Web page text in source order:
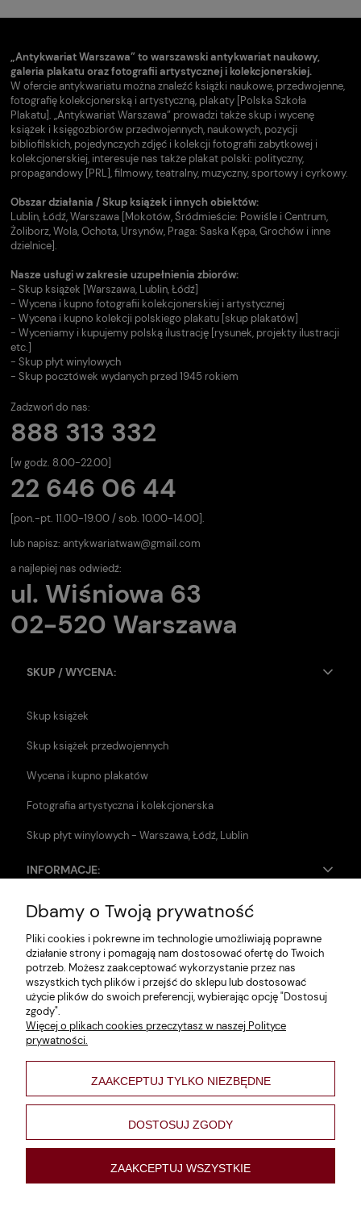
„Antykwariat Warszawa” to warszawski antykwariat naukowy,
galeria plakatu oraz fotografii artystycznej i kolekcjonerskiej.
W ofercie antykwariatu można znaleźć książki naukowe, przedwojenne,
fotografię kolekcjonerską i artystyczną, plakaty [Polska Szkoła
Plakatu]. „Antykwariat Warszawa” prowadzi także skup i wycenę
książek i księgozbiorów przedwojennych, naukowych, pozycji
bibliofilskich, pojedynczych zdjęć i kolekcji fotografii zabytkowej i
kolekcjonerskiej, interesuje nas także plakat polski: polityczny,
propagandowy [PRL], filmowy, teatralny, muzyczny, sportowy i cyrkowy.
Obszar działania / Skup książek i innych obiektów:
Lublin, Łódź, Warszawa [Mokotów, Śródmieście: Powiśle i Centrum,
Żoliborz, Wola, Ochota, Ursynów, Praga: Saska Kępa, Grochów i inne
dzielnice].
Nasze usługi w zakresie uzupełnienia zbiorów:
- Skup książek [Warszawa, Lublin, Łódź]
- Wycena i kupno fotografii kolekcjonerskiej i artystycznej
- Wycena i kupno kolekcji polskiego plakatu [skup plakatów]
- Wyceniamy i kupujemy polską ilustrację [rysunek, projekty ilustracji
etc.]
- Skup płyt winylowych
- Skup pocztówek wydanych przed 1945 rokiem
Zadzwoń do nas:
888 313 332
[w godz. 8.00-22.00]
22 646 06 44
[pon.-pt. 11.00-19.00 / sob. 10.00-14.00].
lub napisz: antykwariatwaw@gmail.com
a najlepiej nas odwiedź:
ul. Wiśniowa 63
02-520 Warszawa
SKUP / WYCENA:
Skup książek
Skup książek przedwojennych
Wycena i kupno plakatów
Fotografia artystyczna i kolekcjonerska
Skup płyt winylowych - Warszawa, Łódź, Lublin
INFORMACJE:
Zwroty i reklamacje
Dane firmy
Jak szukać?
Polityka prywatności
Regulamin
Poltyka cookies
varsaviana
Nowości
Dbamy o Twoją prywatność
Pliki cookies i pokrewne im technologie umożliwiają poprawne
działanie strony i pomagają nam dostosować ofertę do Twoich
potrzeb. Możesz zaakceptować wykorzystanie przez nas
wszystkich tych plików i przejść do sklepu lub dostosować
użycie plików do swoich preferencji, wybierając opcję "Dostosuj
zgody".
Więcej o plikach cookies przeczytasz w naszej Polityce
prywatności.
ZAAKCEPTUJ TYLKO NIEZBĘDNE
DOSTOSUJ ZGODY
ZAAKCEPTUJ WSZYSTKIE